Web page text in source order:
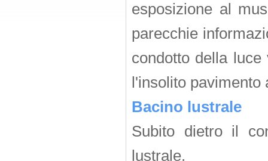
esposizione al
parecchie
condotto della
l'insolito pavimento
Bacino lustrale
Subito dietro il
lustrale.